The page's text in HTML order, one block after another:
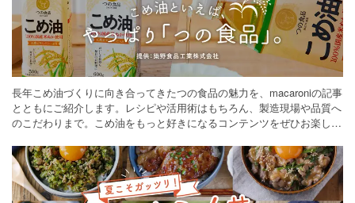
長年こめ油づくりに向き合ってきたつの食品の魅力を、macaroniの記事
とともにご紹介します。レシピや活用術はもちろん、製造現場や品質へ
のこだわりまで。こめ油をもっと好きになるコンテンツをぜひお楽しみ